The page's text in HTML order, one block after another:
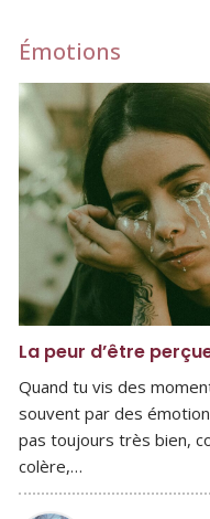
Émotions
La peur d’être
Quand tu vis des
souvent par des
pas toujours très bien,
colère,…